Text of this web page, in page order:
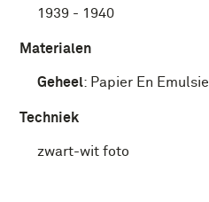
1939 - 1940
Materialen
Geheel: Papier En Emulsie
Techniek
zwart-wit foto